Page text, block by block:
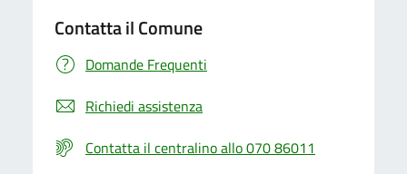
Contatta il Comune
Domande Frequenti
Richiedi assistenza
Contatta il centralino allo 070 86011